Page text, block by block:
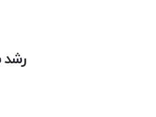
رشد